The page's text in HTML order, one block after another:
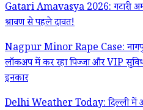
Gatari Amavasya 2026: गटारी
श्रावण से पहले दावत!
Nagpur Minor Rape Case: नागपुर
लॉकअप में कर रहा पिज्जा और VIP
इनकार
Delhi Weather Today: दिल्ली में